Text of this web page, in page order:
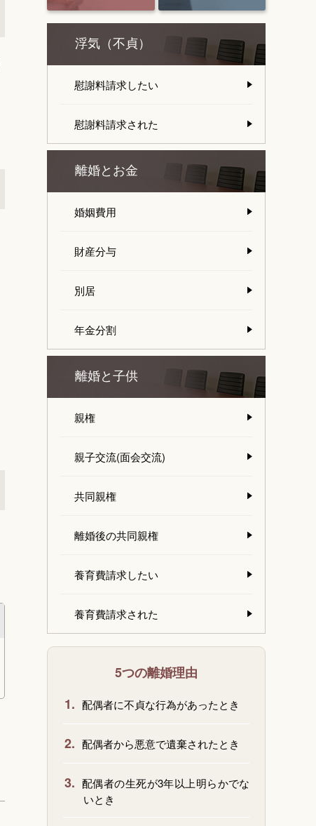
浮気（不貞）
慰謝料請求したい
慰謝料請求された
離婚とお金
婚姻費用
財産分与
別居
年金分割
離婚と子供
親権
親子交流(面会交流)
共同親権
離婚後の共同親権
養育費請求したい
養育費請求された
5つの離婚理由
1. 配偶者に不貞な行為があったとき
2. 配偶者から悪意で遺棄されたとき
3. 配偶者の生死が3年以上明らかでな
いとき